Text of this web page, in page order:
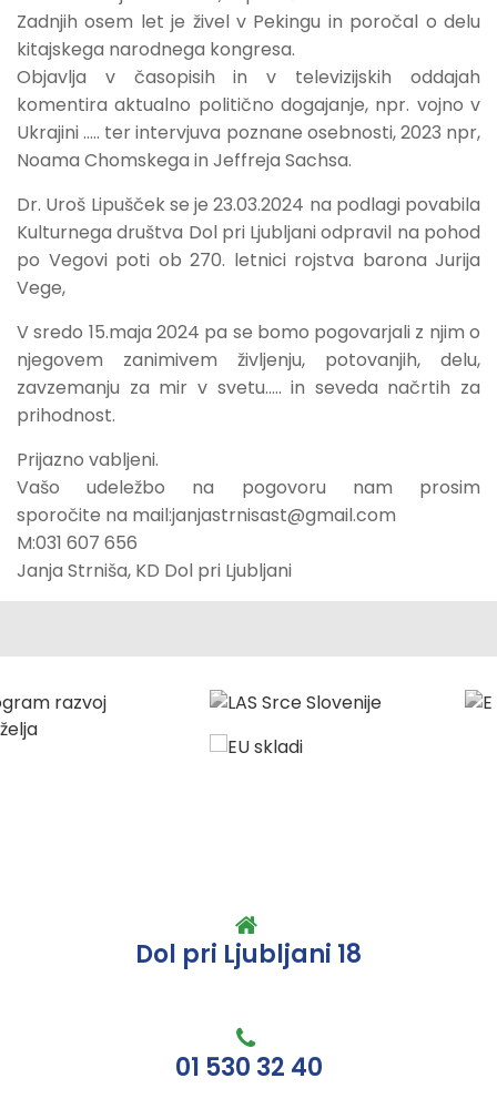
Zadnjih osem let je živel v Pekingu in poročal o delu
kitajskega narodnega kongresa.
Objavlja v časopisih in v televizijskih oddajah
komentira aktualno politično dogajanje, npr. vojno v
Ukrajini ….. ter intervjuva poznane osebnosti, 2023 npr,
Noama Chomskega in Jeffreja Sachsa.
Dr. Uroš Lipušček se je 23.03.2024 na podlagi povabila
Kulturnega društva Dol pri Ljubljani odpravil na pohod
po Vegovi poti ob 270. letnici rojstva barona Jurija
Vege,
V sredo 15.maja 2024 pa se bomo pogovarjali z njim o
njegovem zanimivem življenju, potovanjih, delu,
zavzemanju za mir v svetu..… in seveda načrtih za
prihodnost.
Prijazno vabljeni.
Vašo udeležbo na pogovoru nam prosim
sporočite na mail:janjastrnisast@gmail.com
M:031 607 656
Janja Strniša, KD Dol pri Ljubljani
Dol pri Ljubljani 18
01 530 32 40